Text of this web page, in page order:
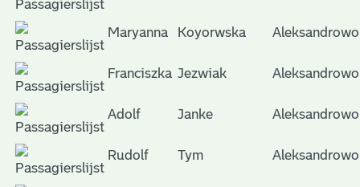
Maryanna Koyorwska Aleksandrowo
Franciszka Jezwiak Aleksandrowo
Adolf Janke Aleksandrowo
Rudolf Tym Aleksandrowo